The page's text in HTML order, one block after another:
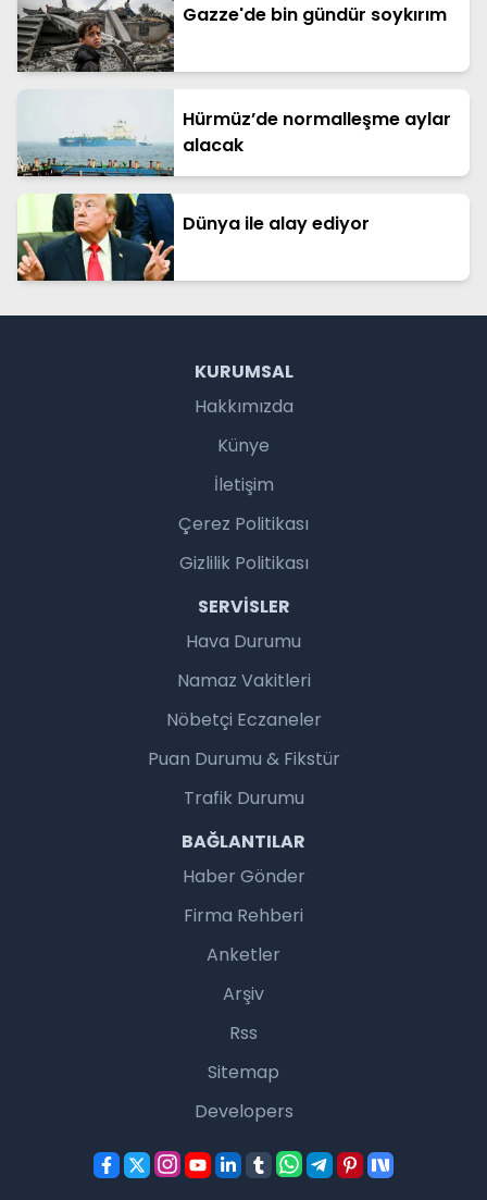
Gazze'de bin gündür soykırım
Hürmüz’de normalleşme aylar
alacak
Dünya ile alay ediyor
KURUMSAL
Hakkımızda
Künye
İletişim
Çerez Politikası
Gizlilik Politikası
SERVISLER
Hava Durumu
Namaz Vakitleri
Nöbetçi Eczaneler
Puan Durumu & Fikstür
Trafik Durumu
BAĞLANTILAR
Haber Gönder
Firma Rehberi
Anketler
Arşiv
Rss
Sitemap
Developers